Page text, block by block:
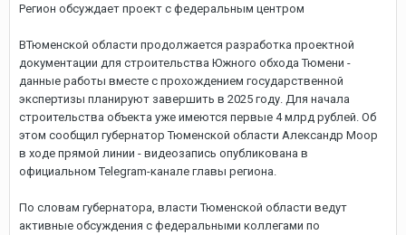
Регион обсуждает проект с федеральным центром
ВТюменской области продолжается разработка проектной
документации для строительства Южного обхода Тюмени -
данные работы вместе с прохождением государственной
экспертизы планируют завершить в 2025 году. Для начала
строительства объекта уже имеются первые 4 млрд рублей. Об
этом сообщил губернатор Тюменской области Александр Моор
в ходе прямой линии - видеозапись опубликована в
официальном Telegram-канале главы региона.
По словам губернатора, власти Тюменской области ведут
активные обсуждения с федеральными коллегами по